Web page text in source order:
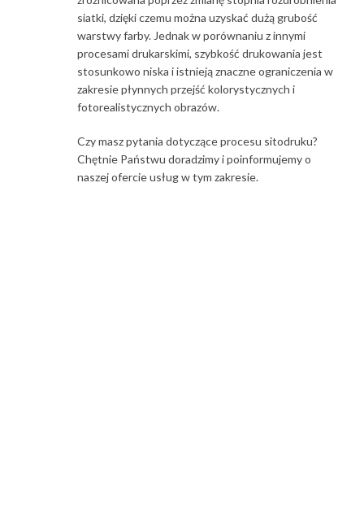
siatki, dzięki czemu można uzyskać dużą grubość
warstwy farby. Jednak w porównaniu z innymi
procesami drukarskimi, szybkość drukowania jest
stosunkowo niska i istnieją znaczne ograniczenia w
zakresie płynnych przejść kolorystycznych i
fotorealistycznych obrazów.
Czy masz pytania dotyczące procesu sitodruku?
Chętnie Państwu doradzimy i poinformujemy o
naszej ofercie usług w tym zakresie.